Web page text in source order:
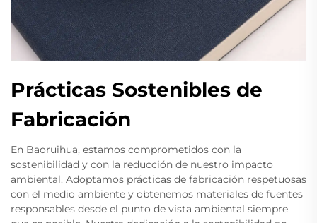
Prácticas Sostenibles de
Fabricación
En Baoruihua, estamos comprometidos con la
sostenibilidad y con la reducción de nuestro impacto
ambiental. Adoptamos prácticas de fabricación respetuosas
con el medio ambiente y obtenemos materiales de fuentes
responsables desde el punto de vista ambiental siempre